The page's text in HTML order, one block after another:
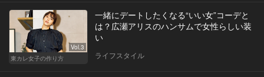
Vol.3
東カレ女子の作り方
一緒にデートしたくなる“いい女”コーデと
は？広瀬アリスのハンサムで女性らしい装
い
ライフスタイル